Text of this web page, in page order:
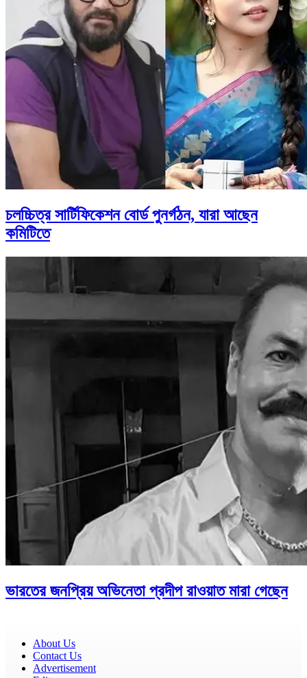
চলচ্চিত্র সার্টিফিকেশন বোর্ড পুনর্গঠন, যারা আছেন
কমিটিতে
ভারতের জনপ্রিয় অভিনেতা প্রদীপ রাওয়াত মারা গেছেন
About Us
Contact Us
Advertisement